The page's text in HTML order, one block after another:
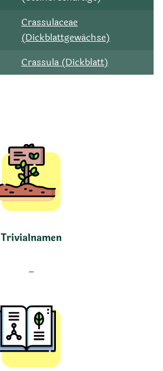
Crassulaceae
(Dickblattgewächse)
Crassula (Dickblatt)
Trivialnamen
–